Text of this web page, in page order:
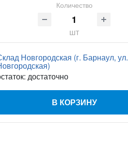
Количество
шт
Новгородская (г. Барнаул, ул.
достаточно
В КОРЗИНУ